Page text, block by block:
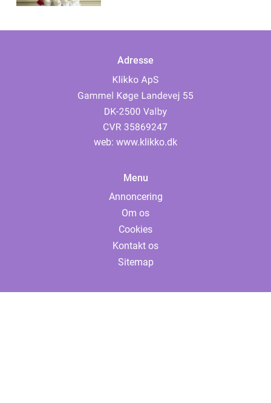
Adresse
web: www.klikko.dk
Menu
Annoncering
Om os
Cookies
Kontakt os
Sitemap